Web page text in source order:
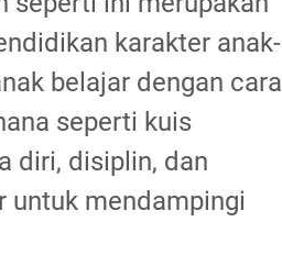
karakter anak-
belajar dengan cara
seperti kuis
diri, disiplin, dan
untuk mendampingi